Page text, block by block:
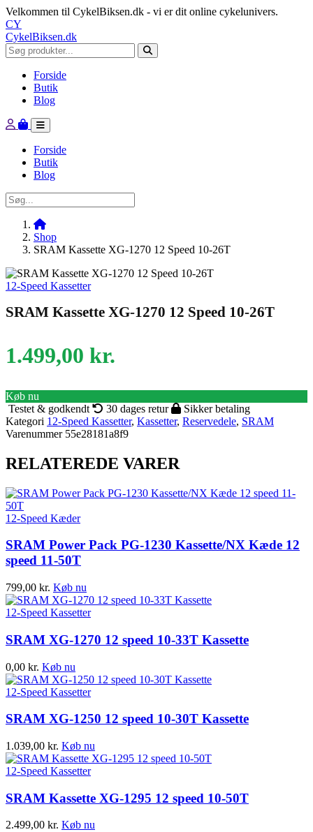
Velkommen til CykelBiksen.dk - vi er dit online cykelunivers.
CY
CykelBiksen.dk
Forside
Butik
Blog
Forside
Butik
Blog
Shop
SRAM Kassette XG-1270 12 Speed 10-26T
12-Speed Kassetter
SRAM Kassette XG-1270 12 Speed 10-26T
1.499,00 kr.
Køb nu
Testet & godkendt
30 dages retur
Sikker betaling
Kategori 12-Speed Kassetter, Kassetter, Reservedele, SRAM
Varenummer 55e28181a8f9
RELATEREDE VARER
12-Speed Kæder
SRAM Power Pack PG-1230 Kassette/NX Kæde 12
speed 11-50T
799,00 kr. Køb nu
12-Speed Kassetter
SRAM XG-1270 12 speed 10-33T Kassette
0,00 kr. Køb nu
12-Speed Kassetter
SRAM XG-1250 12 speed 10-30T Kassette
1.039,00 kr. Køb nu
12-Speed Kassetter
SRAM Kassette XG-1295 12 speed 10-50T
2.499,00 kr. Køb nu